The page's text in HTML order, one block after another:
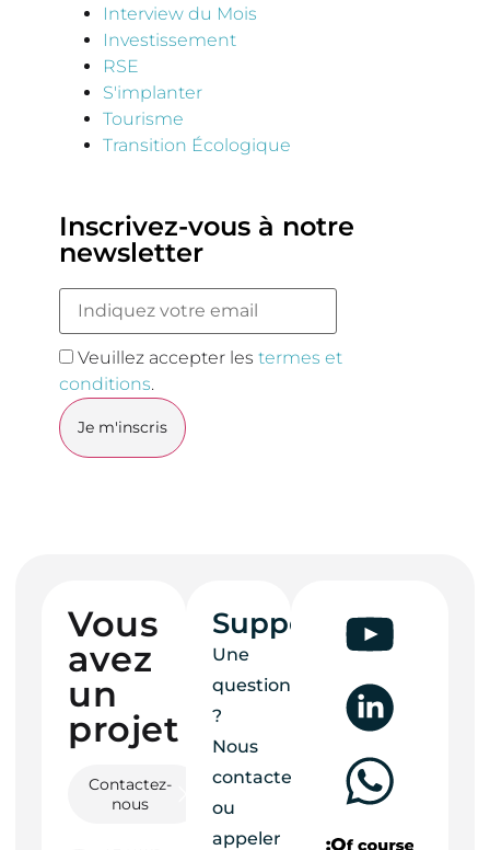
Interview du Mois
Investissement
RSE
S'implanter
Tourisme
Transition Écologique
Inscrivez-vous à notre
newsletter
Veuillez accepter lestermes et
conditions.
Vous
avez
un
projet ?
Contactez-
nous
Support
Une
question
?
Nous
contacter
ou
appeler